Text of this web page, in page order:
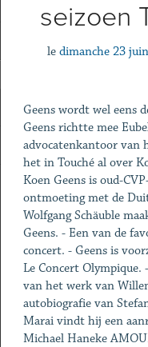
seizoen
le dimanche 23
Geens wordt wel eens
Geens richtte mee
advocatenkantoor van
het in Touché al over
Koen Geens is oud-
ontmoeting met de
Wolfgang Schäuble
Geens. - Een van de
concert. - Geens is
Le Concert Olympique.
van het werk van
autobiografie van
Marai vindt hij een
Michael Haneke